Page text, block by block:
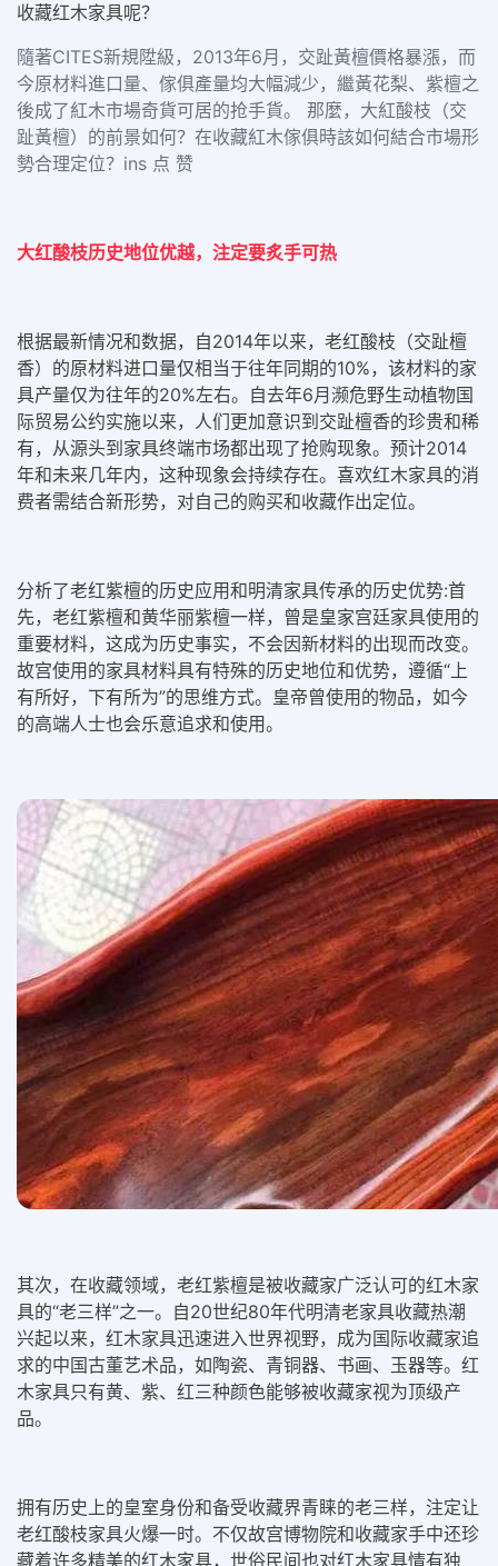
收藏红木家具呢？
隨著CITES新規陞級，2013年6月，交趾黃檀價格暴漲，而
今原材料進口量、傢俱產量均大幅減少，繼黃花梨、紫檀之
後成了紅木市場奇貨可居的抢手貨。 那麼，大紅酸枝（交
趾黃檀）的前景如何？在收藏紅木傢俱時該如何結合市場形
勢合理定位？ins 点 赞
大红酸枝历史地位优越，注定要炙手可热
根据最新情况和数据，自2014年以来，老红酸枝（交趾檀
香）的原材料进口量仅相当于往年同期的10%，该材料的家
具产量仅为往年的20%左右。自去年6月濒危野生动植物国
际贸易公约实施以来，人们更加意识到交趾檀香的珍贵和稀
有，从源头到家具终端市场都出现了抢购现象。预计2014
年和未来几年内，这种现象会持续存在。喜欢红木家具的消
费者需结合新形势，对自己的购买和收藏作出定位。
分析了老红紫檀的历史应用和明清家具传承的历史优势:首
先，老红紫檀和黄华丽紫檀一样，曾是皇家宫廷家具使用的
重要材料，这成为历史事实，不会因新材料的出现而改变。
故宫使用的家具材料具有特殊的历史地位和优势，遵循“上
有所好，下有所为”的思维方式。皇帝曾使用的物品，如今
的高端人士也会乐意追求和使用。
其次，在收藏领域，老红紫檀是被收藏家广泛认可的红木家
具的“老三样”之一。自20世纪80年代明清老家具收藏热潮
兴起以来，红木家具迅速进入世界视野，成为国际收藏家追
求的中国古董艺术品，如陶瓷、青铜器、书画、玉器等。红
木家具只有黄、紫、红三种颜色能够被收藏家视为顶级产
品。
拥有历史上的皇室身份和备受收藏界青睐的老三样，注定让
老红酸枝家具火爆一时。不仅故宫博物院和收藏家手中还珍
藏着许多精美的红木家具，世俗民间也对红木家具情有独